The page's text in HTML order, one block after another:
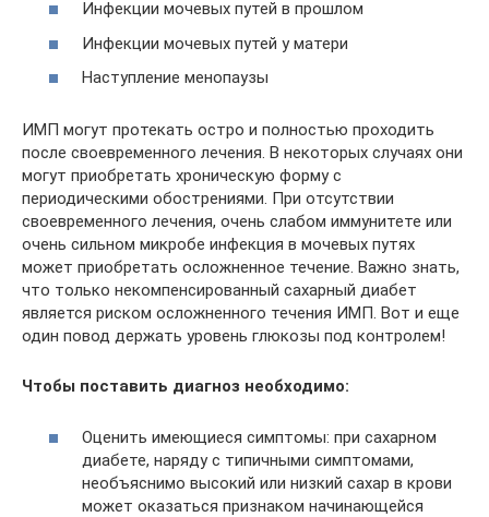
Инфекции мочевых путей в прошлом
Инфекции мочевых путей у матери
Наступление менопаузы
ИМП могут протекать остро и полностью проходить
после своевременного лечения. В некоторых случаях они
могут приобретать хроническую форму с
периодическими обострениями. При отсутствии
своевременного лечения, очень слабом иммунитете или
очень сильном микробе инфекция в мочевых путях
может приобретать осложненное течение. Важно знать,
что только некомпенсированный сахарный диабет
является риском осложненного течения ИМП. Вот и еще
один повод держать уровень глюкозы под контролем!
Чтобы поставить диагноз необходимо:
Оценить имеющиеся симптомы: при сахарном
диабете, наряду с типичными симптомами,
необъяснимо высокий или низкий сахар в крови
может оказаться признаком начинающейся